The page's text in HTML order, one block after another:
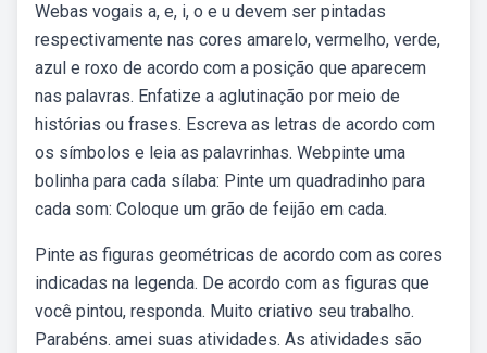
Webas vogais a, e, i, o e u devem ser pintadas
respectivamente nas cores amarelo, vermelho, verde,
azul e roxo de acordo com a posição que aparecem
nas palavras. Enfatize a aglutinação por meio de
histórias ou frases. Escreva as letras de acordo com
os símbolos e leia as palavrinhas. Webpinte uma
bolinha para cada sílaba: Pinte um quadradinho para
cada som: Coloque um grão de feijão em cada.
Pinte as figuras geométricas de acordo com as cores
indicadas na legenda. De acordo com as figuras que
você pintou, responda. Muito criativo seu trabalho.
Parabéns. amei suas atividades. As atividades são